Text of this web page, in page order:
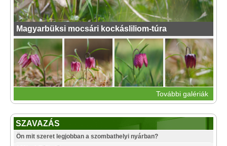
Magyarbüksi mocsári kockásliliom-túra
További galériák
SZAVAZÁS
Ön mit szeret legjobban a szombathelyi nyárban?